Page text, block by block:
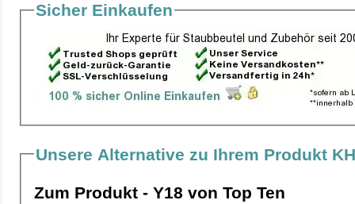
Sicher Einkaufen
Unsere Alternative zu Ihrem Produkt
Zum Produkt - Y18 von Top Ten